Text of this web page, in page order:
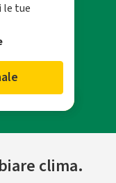
le tue
clima.